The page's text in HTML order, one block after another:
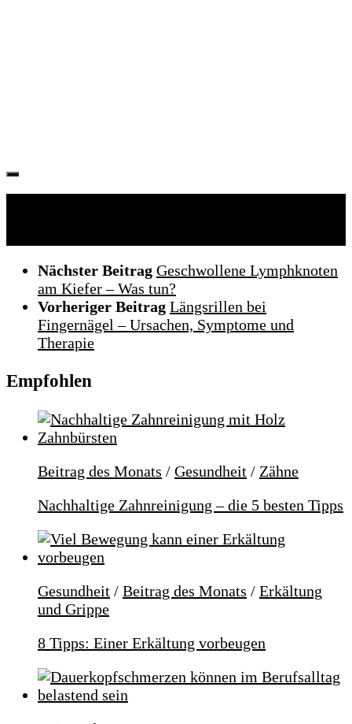
Nächster Beitrag Geschwollene Lymphknoten
am Kiefer – Was tun?
Vorheriger Beitrag Längsrillen bei
Fingernägel – Ursachen, Symptome und
Therapie
Empfohlen
Beitrag des Monats / Gesundheit / Zähne
Nachhaltige Zahnreinigung – die 5 besten Tipps
Gesundheit / Beitrag des Monats / Erkältung
und Grippe
8 Tipps: Einer Erkältung vorbeugen